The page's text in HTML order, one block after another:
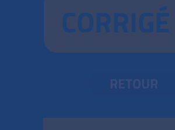
CORRIGÉ
RETOUR